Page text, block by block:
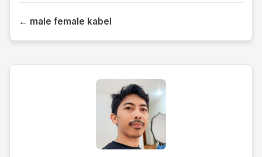
← male female kabel